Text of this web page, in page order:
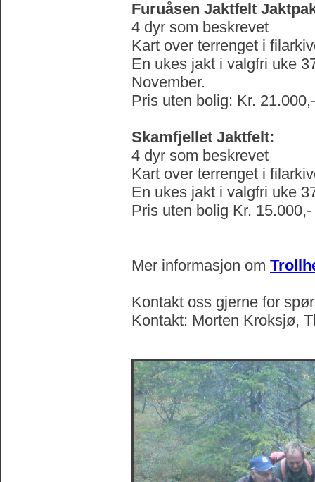
Furuåsen Jaktfelt
4 dyr som beskrevet
Kart over terrenget i
En ukes jakt i valgfri uke
November.
Pris uten bolig: Kr.
Skamfjellet Jaktfelt:
4 dyr som beskrevet
Kart over terrenget i
En ukes jakt i valgfri uke
Pris uten bolig Kr.
Mer informasjon om
Kontakt oss gjerne for
Kontakt: Morten Kroksjø,